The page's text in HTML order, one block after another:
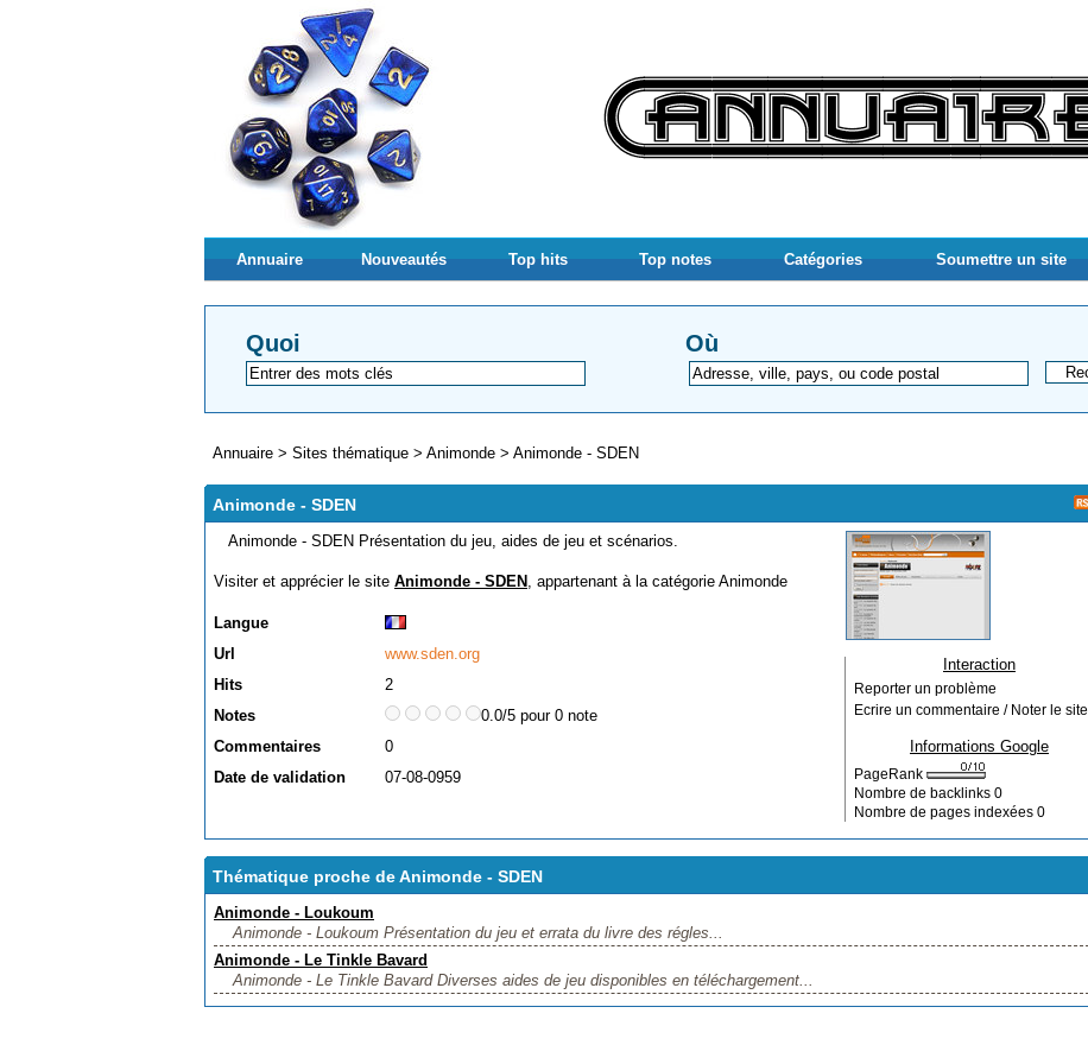
Annuaire Nouveautés Top hits Top notes Catégories Soumettre un site
Quoi Où
Annuaire > Sites thématique > Animonde > Animonde - SDEN
Animonde - SDEN
Animonde - SDEN Présentation du jeu, aides de jeu et scénarios.
Visiter et apprécier le site Animonde - SDEN , appartenant à la catégorie Animonde
Langue
Url
www.sden.org
Hits
2
Notes
0.0/5 pour 0 note
Commentaires
0
Date de validation
07-08-0959
Interaction
Reporter un problème
Ecrire un commentaire / Noter le site
Informations Google
PageRank
Nombre de backlinks 0
Nombre de pages indexées 0
Thématique proche de Animonde - SDEN
Animonde - Loukoum
Animonde - Loukoum Présentation du jeu et errata du livre des régles...
Animonde - Le Tinkle Bavard
Animonde - Le Tinkle Bavard Diverses aides de jeu disponibles en téléchargement...